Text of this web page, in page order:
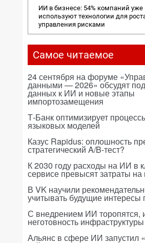
ИИ в бизнесе: 54% компаний уже
используют технологии для
управления рисками
Самое читаемое
24 сентября на форуме
данными — 2026» обсудят
данных к ИИ и новые этапы
импортозамещения
Т-Банк оптимизирует
языковых моделей
Казус Rapidus: оплошность
стратегический A/B-тест?
К 2030 году расходы на ИИ в
сервисе превысят затраты на
В VK научили
учитывать будущие интересы
С внедрением ИИ торопятся,
неготовность инфраструктуры
Альянс в сфере ИИ запустил